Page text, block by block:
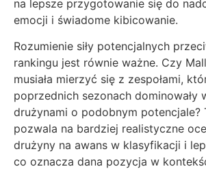
na lepsze przygotowanie się do
emocji i świadome kibicowanie.
Rozumienie siły potencjalnych
rankingu jest równie ważne. Czy
musiała mierzyć się z zespołami,
poprzednich sezonach dominowały
drużynami o podobnym potencjale?
pozwala na bardziej realistyczne
drużyny na awans w klasyfikacji i
co oznacza dana pozycja w